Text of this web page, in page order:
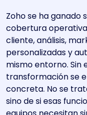
Zoho se ha ganado
cobertura
cliente, análisis,
personalizadas y
mismo entorno. Sin
transformación se
concreta. No se
sino de si esas